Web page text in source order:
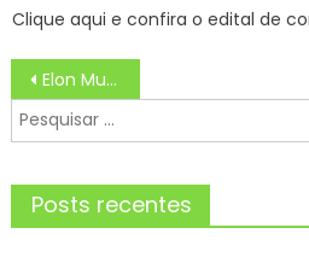
Clique aqui e confira o edital de
Navegação
de
Post
Elon Musk responde com ironia às críticas de Janja no G20
Pesquisar
por:
Posts recentes